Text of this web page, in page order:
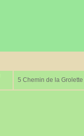
5 Chemin de la Grolette